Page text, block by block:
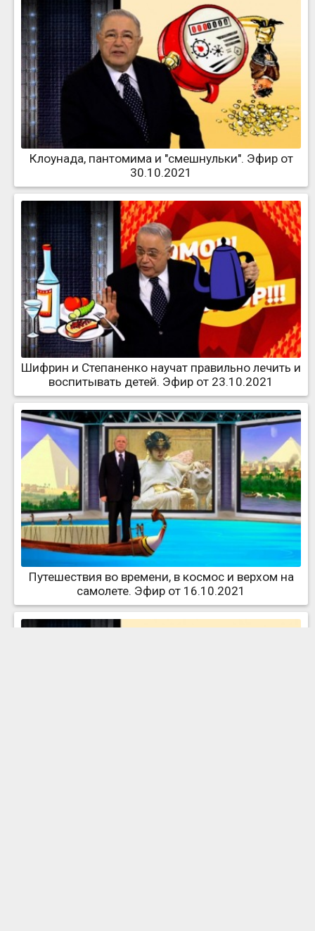
Клоунада, пантомима и "смешнульки". Эфир от
30.10.2021
Шифрин и Степаненко научат правильно лечить и
воспитывать детей. Эфир от 23.10.2021
Путешествия во времени, в космос и верхом на
самолете. Эфир от 16.10.2021